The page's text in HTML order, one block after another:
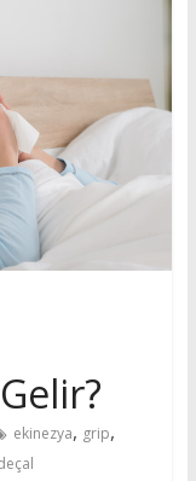
ekinezya, grip,